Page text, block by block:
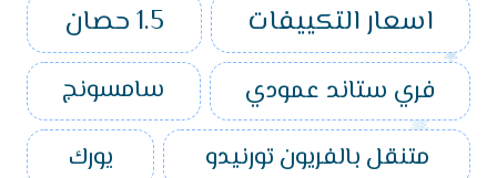
اسعار التكييفات 1.5 حصان
فري ستاند عمودي
سامسونج
متنقل بالفريون تورنيدو
يورك